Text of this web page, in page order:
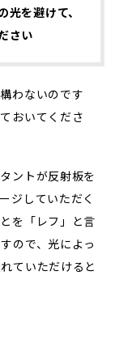
光を避けて、
さい
わないのです
おいてくださ
ントが反射板を
ジしていただく
を「レフ」と言
ので、光によっ
ていただけると